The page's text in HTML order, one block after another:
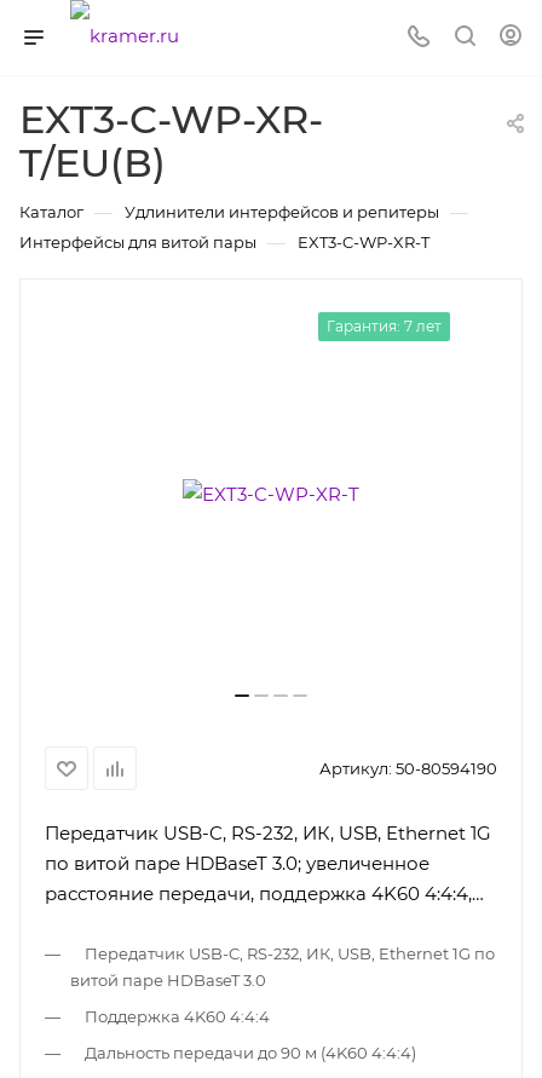
EXT3-C-WP-XR-
T/EU(В)
Каталог — Удлинители интерфейсов и репитеры —
Интерфейсы для витой пары — EXT3-C-WP-XR-T
Гарантия: 7 лет
Артикул: 50-80594190
Передатчик USB-C, RS-232, ИК, USB, Ethernet 1G
по витой паре HDBaseT 3.0; увеличенное
расстояние передачи, поддержка 4K60 4:4:4,
виде настенной панели, вариант EU, черный
Передатчик USB-C, RS-232, ИК, USB, Ethernet 1G по
витой паре HDBaseT 3.0
Поддержка 4K60 4:4:4
Дальность передачи до 90 м (4K60 4:4:4)